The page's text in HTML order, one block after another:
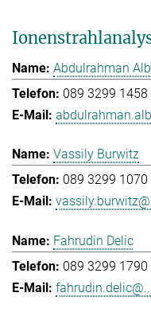
Abdulrahman
089 3299 1458
Vassily Burwitz
089 3299 1070
Fahrudin Delic
089 3299 1790
fahrudin.delic@...